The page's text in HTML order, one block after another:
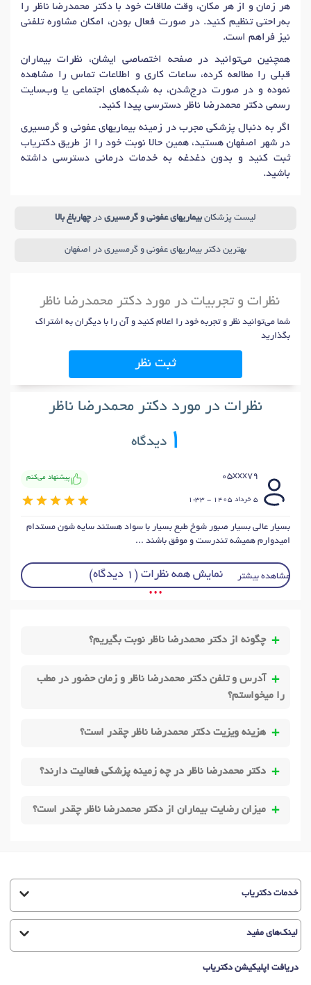
هر زمان و از هر مکان، وقت ملاقات خود با دکتر محمدرضا ناظر را
به‌راحتی تنظیم کنید. در صورت فعال بودن، امکان مشاوره تلفنی
نیز فراهم است.
همچنین می‌توانید در صفحه اختصاصی ایشان، نظرات بیماران
قبلی را مطالعه کرده، ساعات کاری و اطلاعات تماس را مشاهده
نموده و در صورت درج‌شدن، به شبکه‌های اجتماعی یا وب‌سایت
رسمی دکتر محمدرضا ناظر دسترسی پیدا کنید.
اگر به دنبال پزشکی مجرب در زمینه بیماریهای عفونی و گرمسیری
در شهر اصفهان هستید، همین حالا نوبت خود را از طریق دکتریاب
ثبت کنید و بدون دغدغه به خدمات درمانی دسترسی داشته
باشید.
لیست پزشکان بیماریهای عفونی و گرمسیری درچهارباغ بالا
بهترین دکتر بیماریهای عفونی و گرمسیری در اصفهان
نظرات و تجربیات در مورد دکتر محمدرضا ناظر
شما می‌توانید نظر و تجربه خود را اعلام کنید و آن را با دیگران به اشتراک
بگذارید
ثبت نظر
نظرات در مورد دکتر محمدرضا ناظر
1دیدگاه
05xxx79 پیشنهاد می‌کنم
5 خرداد 1405 - 1:33
بسیار عالی بسیار صبور شوخ طبع بسیار با سواد هستند سایه شون مستدام
امیدوارم همیشه تندرست و موفق باشند ...
مشاهده بیشتر نمایش همه نظرات (1 دیدگاه)
• • •
چگونه از دکتر محمدرضا ناظر نوبت بگیریم؟
آدرس و تلفن دکتر محمدرضا ناظر و زمان حضور در مطب
را میخواستم؟
هزینه ویزیت دکتر محمدرضا ناظر چقدر است؟
دکتر محمدرضا ناظر در چه زمینه پزشکی فعالیت دارند؟
میزان رضایت بیماران از دکتر محمدرضا ناظر چقدر است؟
خدمات دکتریاب
لینک‌های مفید
دریافت اپلیکیشن دکتریاب